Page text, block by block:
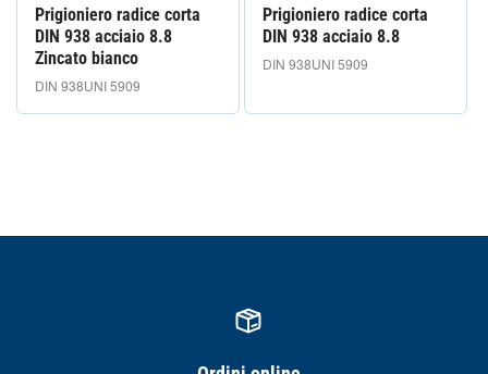
Prigioniero radice corta
DIN 938 acciaio 8.8
Zincato bianco
DIN 938UNI 5909
Prigioniero radice corta
DIN 938 acciaio 8.8
DIN 938UNI 5909